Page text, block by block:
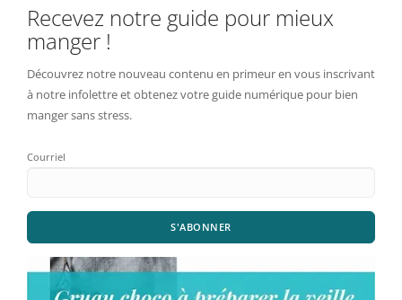
Recevez notre guide pour mieux
manger !
Découvrez notre nouveau contenu en primeur en vous inscrivant
à notre infolettre et obtenez votre guide numérique pour bien
manger sans stress.
Courriel
S'ABONNER